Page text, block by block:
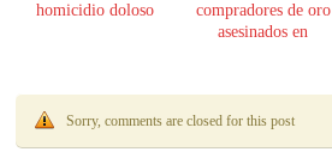
homicidio doloso
compradores de oro
asesinados en
Sorry, comments are closed for this post